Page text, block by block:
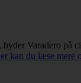
Varadero på
kan du læse mere